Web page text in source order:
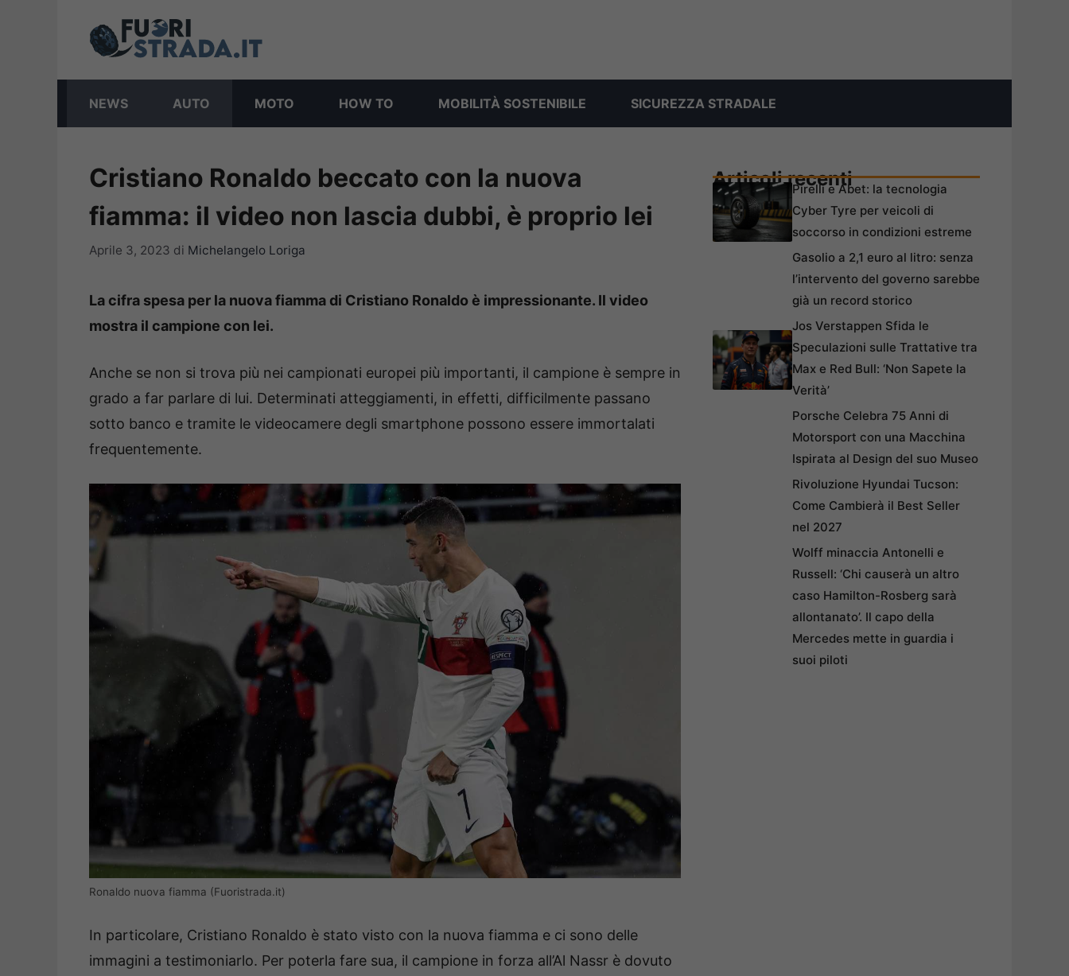
NEWS AUTO MOTO HOW TO MOBILITÀ SOSTENIBILE SICUREZZA STRADALE
Cristiano Ronaldo beccato con la nuova
fiamma: il video non lascia dubbi, è proprio lei
Aprile 3, 2023 di Michelangelo Loriga
La cifra spesa per la nuova fiamma di Cristiano Ronaldo è impressionante. Il video
mostra il campione con lei.
Anche se non si trova più nei campionati europei più importanti, il campione è sempre in
grado a far parlare di lui. Determinati atteggiamenti, in effetti, difficilmente passano
sotto banco e tramite le videocamere degli smartphone possono essere immortalati
frequentemente.
Ronaldo nuova fiamma (Fuoristrada.it)
In particolare, Cristiano Ronaldo è stato visto con la nuova fiamma e ci sono delle
immagini a testimoniarlo. Per poterla fare sua, il campione in forza all’Al Nassr è dovuto
Articoli recentiPirelli e Abet: la tecnologia
Cyber Tyre per veicoli di
soccorso in condizioni estreme
Gasolio a 2,1 euro al litro: senza
l’intervento del governo sarebbe
già un record storico
Jos Verstappen Sfida le
Speculazioni sulle Trattative tra
Max e Red Bull: ‘Non Sapete la
Verità’
Porsche Celebra 75 Anni di
Motorsport con una Macchina
Ispirata al Design del suo Museo
Rivoluzione Hyundai Tucson:
Come Cambierà il Best Seller
nel 2027
Wolff minaccia Antonelli e
Russell: ‘Chi causerà un altro
caso Hamilton-Rosberg sarà
allontanato’. Il capo della
Mercedes mette in guardia i
suoi piloti